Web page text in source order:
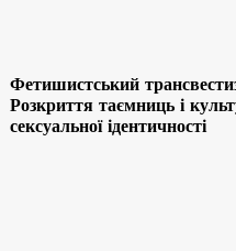
Фетишистський
Розкриття таємниць і
сексуальної ідентичності